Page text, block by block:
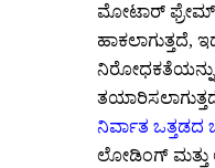
ಮೋಟಾರ್ ಫ್ರೇಮ್
ಹಾಕಲಾಗುತ್ತದೆ,
ನಿರೋಧಕತೆಯನ್ನು
ನಿರ್ವಾತ ಒತ್ತಡದ
ಲೋಡಿಂಗ್